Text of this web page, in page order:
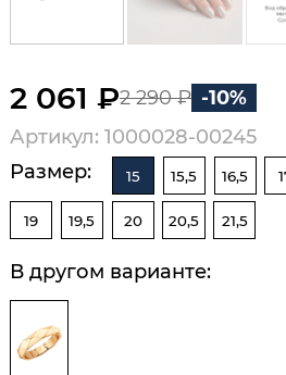
2 061 ₽2 290 ₽ -10%
Артикул: 1000028-00245
Размер:
15 15,5 16,5
19 19,5 20 20,5 21,5
В другом варианте: